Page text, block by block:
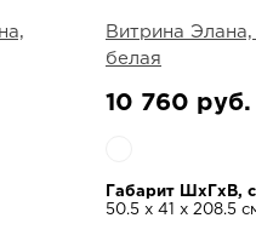
Витрина Элана,
белая
10 760 руб.
Габарит ШхГхВ,
50.5 х 41 х 208.5